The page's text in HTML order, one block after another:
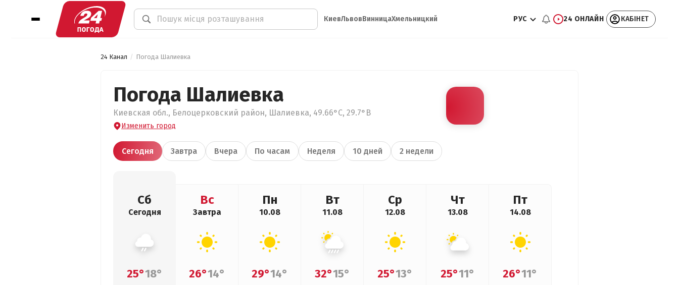
КиевЛьвовВинницаХмельницкий РУС 24 ОНЛАЙН КАБІНЕТ
24 Канал Погода Шалиевка
Погода Шалиевка
Киевская обл., Белоцерковский район, Шалиевка, 49.66°С, 29.7°В
Изменить город
Сегодня Завтра Вчера По часам Неделя 10 дней 2 недели
Сб
Сегодня
25°18°
Вс
Завтра
26°14°
Пн
10.08
29°14°
Вт
11.08
32°15°
Ср
12.08
25°13°
Чт
13.08
25°11°
Пт
14.08
26°11°